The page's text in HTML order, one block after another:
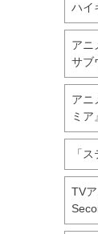
ハイ
アニ
サブ
アニ
ミア』
「
TV